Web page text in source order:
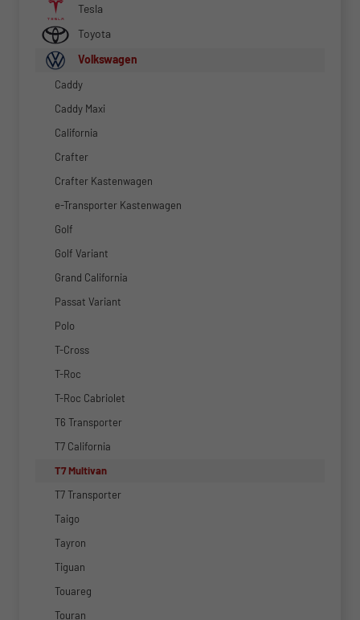
Tesla
Toyota
Volkswagen
Caddy
Caddy Maxi
California
Crafter
Crafter Kastenwagen
e-Transporter Kastenwagen
Golf
Golf Variant
Grand California
Passat Variant
Polo
T-Cross
T-Roc
T-Roc Cabriolet
T6 Transporter
T7 California
T7 Multivan
T7 Transporter
Taigo
Tayron
Tiguan
Touareg
Touran